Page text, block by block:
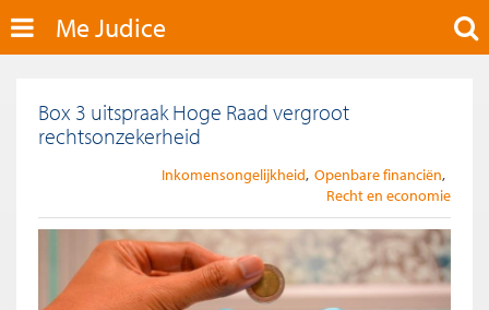
Me Judice
Box 3 uitspraak Hoge Raad vergroot
rechtsonzekerheid
Inkomensongelijkheid Openbare financiën
Recht en economie